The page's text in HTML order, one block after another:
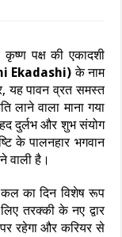
पक्ष की एकादशी
Ekadashi) के नाम
यह पावन व्रत समस्त
लाने वाला माना गया
दुर्लभ और शुभ संयोग
के पालनहार भगवान
वाली है।
कल का दिन विशेष रूप
तरक्की के नए द्वार
पर रहेगा और करियर से